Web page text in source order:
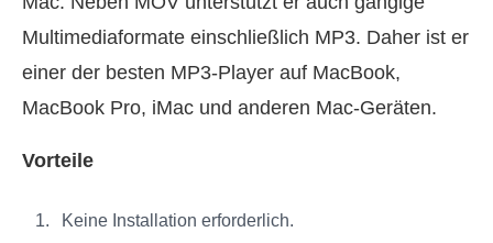
Multimediaformate einschließlich MP3. Daher ist er
einer der besten MP3-Player auf MacBook,
MacBook Pro, iMac und anderen Mac-Geräten.
Vorteile
Keine Installation erforderlich.